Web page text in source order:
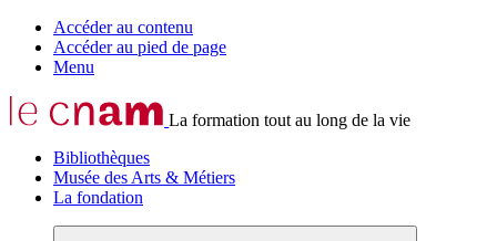
Accéder au contenu
Accéder au pied de page
Menu
La formation tout au long de la vie
Bibliothèques
Musée des Arts & Métiers
La fondation